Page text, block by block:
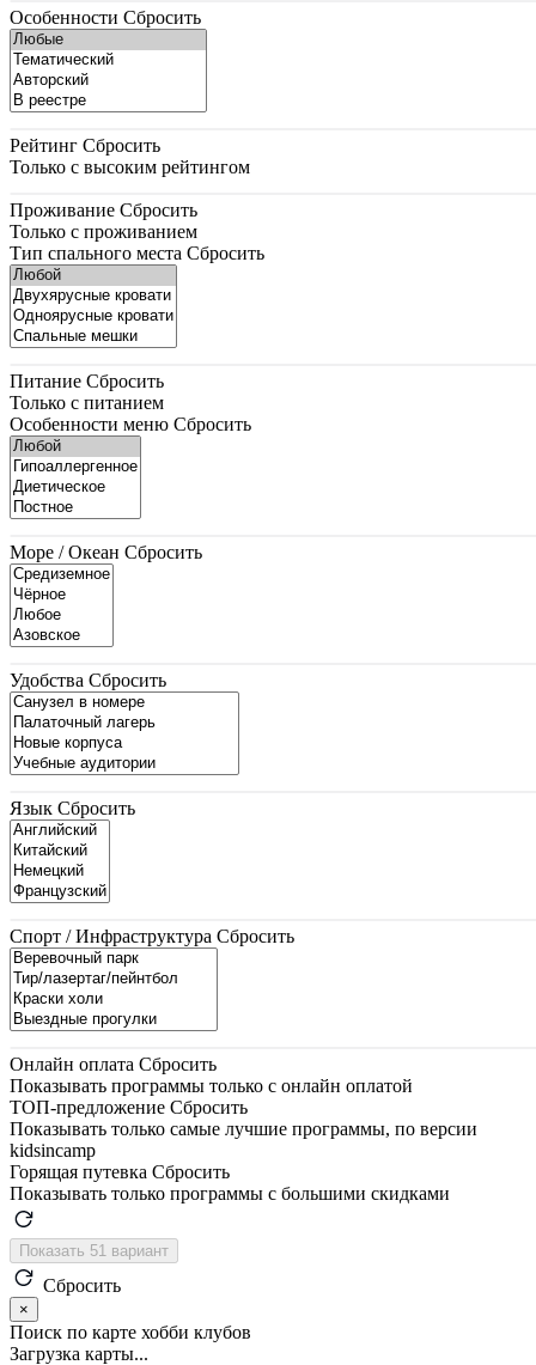
Особенности Сбросить
Рейтинг Сбросить
Только с высоким рейтингом
Проживание Сбросить
Только с проживанием
Тип спального места Сбросить
Питание Сбросить
Только с питанием
Особенности меню Сбросить
Море / Океан Сбросить
Удобства Сбросить
Язык Сбросить
Спорт / Инфраструктура Сбросить
Онлайн оплата Сбросить
Показывать программы только с онлайн оплатой
ТОП-предложение Сбросить
Показывать только самые лучшие программы, по версии
kidsincamp
Горящая путевка Сбросить
Показывать только программы с большими скидками
Показать 51 вариант
Сбросить
×
Поиск по карте хобби клубов
Загрузка карты...